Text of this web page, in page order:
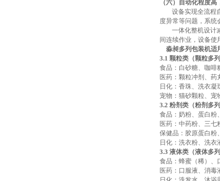
（六）自动化程度
设备实现全流程
度异常等问题，系统
一体化整机设计
间连续作业，设备使
淼昶多列包装机适
3.1 颗粒类（颗粒多
食品：白砂糖、咖啡
医药：颗粒冲剂、药
日化：香珠、洗衣凝
宠物：猫砂颗粒、宠
3.2 粉剂类（粉剂多
食品：奶粉、蛋白粉
医药：中药粉、三七
保健品：胶原蛋白粉
日化：洗衣粉、洗
3.3 液体类（液体多
食品：蜂蜜（稀）、
医药：口服液、消毒